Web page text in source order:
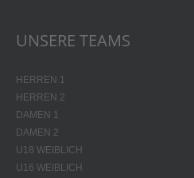
UNSERE TEAMS
HERREN 1
HERREN 2
DAMEN 1
DAMEN 2
U18 WEIBLICH
U16 WEIBLICH